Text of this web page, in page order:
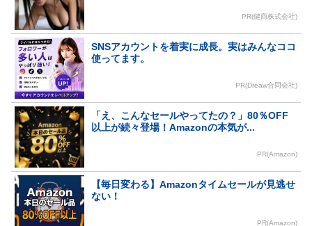
PR(健商株式会社)
SNSアカウントを着実に成長。実はみんなココ
使ってます。
PR(Dreaw合同会社)
「え、こんなセールやってたの？」80％OFF
以上が続々登場！Amazonの本気が...
PR(Amazon)
【毎日変わる】Amazonタイムセールが見逃せ
ない！
PR(Amazon)